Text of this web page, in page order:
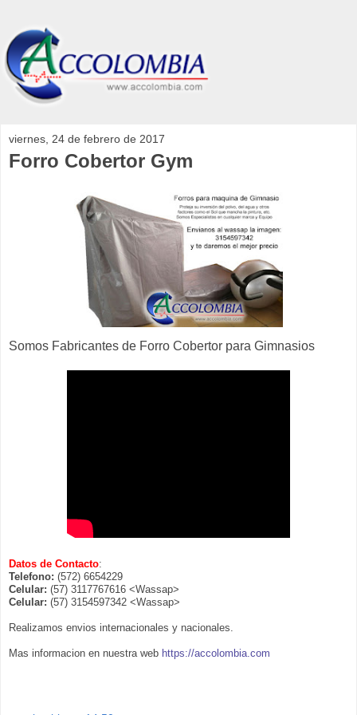
viernes, 24 de febrero de 2017
Forro Cobertor Gym
Somos Fabricantes de Forro Cobertor para Gimnasios
Datos de Contacto:
Telefono: (572) 6654229
Celular: (57) 3117767616 <Wassap>
Celular: (57) 3154597342 <Wassap>
Realizamos envios internacionales y nacionales.
Mas informacion en nuestra web https://accolombia.com